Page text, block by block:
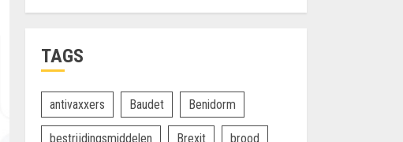
TAGS
antivaxxers Baudet Benidorm
bestrijdingsmiddelen Brexit brood